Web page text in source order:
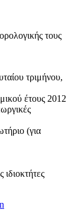
τους
τριμήνου,
έτους 2012
(για